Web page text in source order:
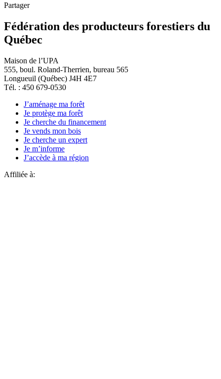
Partager
Fédération des producteurs forestiers du
Québec
Maison de l’UPA
555, boul. Roland-Therrien, bureau 565
Longueuil (Québec) J4H 4E7
Tél. : 450 679-0530
J’aménage ma forêt
Je protège ma forêt
Je cherche du financement
Je vends mon bois
Je cherche un expert
Je m’informe
J’accède à ma région
Affiliée à: